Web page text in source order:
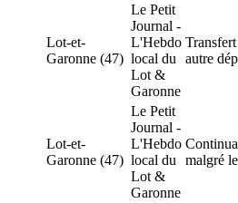
Lot-et-
Garonne (47)
Le Petit
Journal -
L'Hebdo
local du
Lot &
Garonne
autre
Lot-et-
Garonne (47)
Le Petit
Journal -
L'Hebdo
local du
Lot &
Garonne
malgré